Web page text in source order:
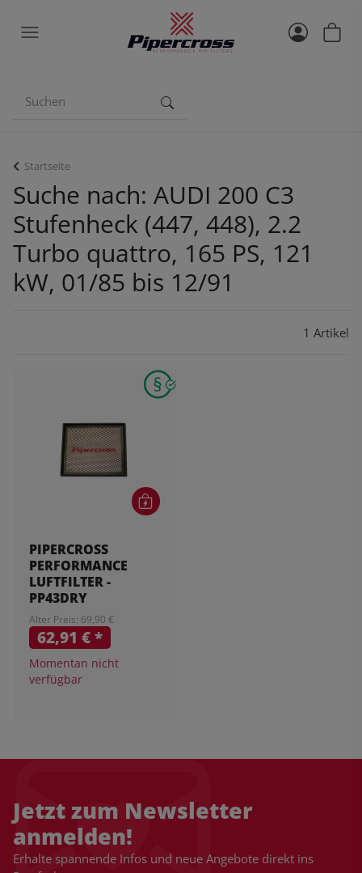
Startseite
Suche nach: AUDI 200 C3
Stufenheck (447, 448), 2.2
Turbo quattro, 165 PS, 121
kW, 01/85 bis 12/91
1 Artikel
PIPERCROSS
PERFORMANCE
LUFTFILTER -
PP43DRY
Alter Preis: 69,90 €
62,91 €*
Momentan nicht
verfügbar
Jetzt zum Newsletter
anmelden!
Erhalte spannende Infos und neue Angebote direkt ins